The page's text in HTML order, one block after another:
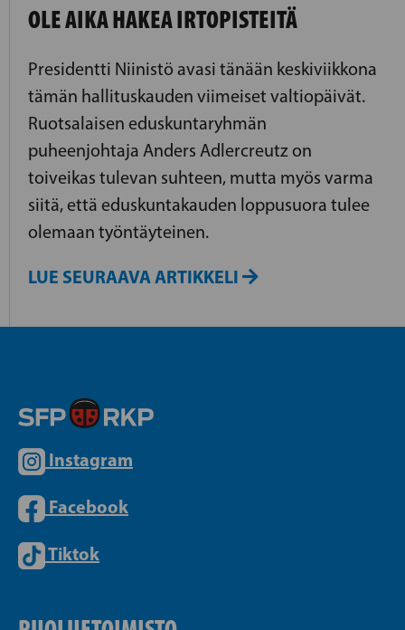
OLE AIKA HAKEA IRTOPISTEITÄ
Presidentti Niinistö avasi tänään keskiviikkona
tämän hallituskauden viimeiset valtiopäivät.
Ruotsalaisen eduskuntaryhmän
puheenjohtaja Anders Adlercreutz on
toiveikas tulevan suhteen, mutta myös varma
siitä, että eduskuntakauden loppusuora tulee
olemaan työntäyteinen.
LUE SEURAAVA ARTIKKELI
Instagram
Facebook
Tiktok